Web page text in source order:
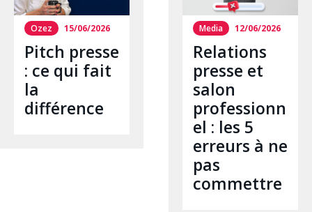
Ozez 15/06/2026
Pitch presse
: ce qui fait
la
différence
Media 12/06/2026
Relations
presse et
salon
professionn
el : les 5
erreurs à ne
pas
commettre